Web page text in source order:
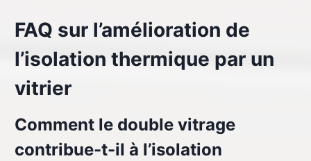
FAQ sur l’amélioration de
l’isolation thermique par un
vitrier
Comment le double vitrage
contribue-t-il à l’isolation